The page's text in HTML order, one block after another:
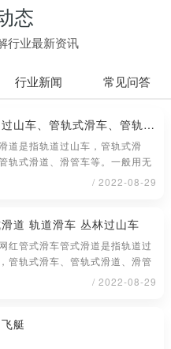
态
行业最新资讯
行业新闻 常见问答
轨道过山车、管轨式滑车、管轨式滑道、滑管车
道是指轨道过山车，管轨式滑
轨式滑道、滑管车等。一般用无
管材料制成，铺设或架在地面上具
/ 2022-08-29
道 轨道滑车 丛林过山车
红管式滑车管式滑道是指轨道过
管轨式滑车、管轨式滑道、滑管
。一般用无缝钢管材料制成，铺
/ 2022-08-29
艇